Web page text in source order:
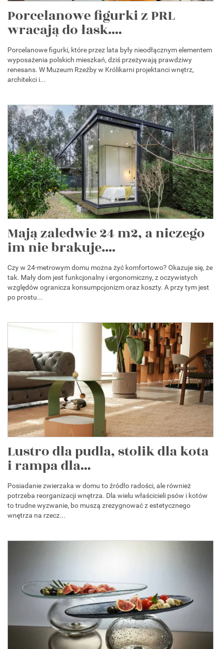
Porcelanowe figurki z PRL
wracają do łask....
Porcelanowe figurki, które przez lata były nieodłącznym elementem
wyposażenia polskich mieszkań, dziś przeżywają prawdziwy
renesans. W Muzeum Rzeźby w Królikarni projektanci wnętrz,
architekci i...
Mają zaledwie 24 m2, a niczego
im nie brakuje....
Czy w 24-metrowym domu można żyć komfortowo? Okazuje się, że
tak. Mały dom jest funkcjonalny i ergonomiczny, z oczywistych
względów ogranicza konsumpcjonizm oraz koszty. A przy tym jest
po prostu...
Lustro dla pudla, stolik dla kota
i rampa dla...
Posiadanie zwierzaka w domu to źródło radości, ale również
potrzeba reorganizacji wnętrza. Dla wielu właścicieli psów i kotów
to trudne wyzwanie, bo muszą zrezygnować z estetycznego
wnętrza na rzecz...